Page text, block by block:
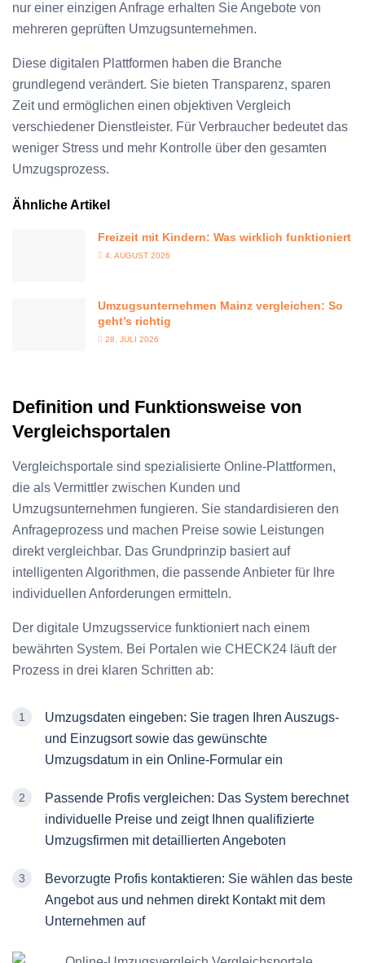
nur einer einzigen Anfrage erhalten Sie Angebote von
mehreren geprüften Umzugsunternehmen.
Diese digitalen Plattformen haben die Branche
grundlegend verändert. Sie bieten Transparenz, sparen
Zeit und ermöglichen einen objektiven Vergleich
verschiedener Dienstleister. Für Verbraucher bedeutet das
weniger Stress und mehr Kontrolle über den gesamten
Umzugsprozess.
Ähnliche Artikel
Freizeit mit Kindern: Was wirklich funktioniert
4. AUGUST 2026
Umzugsunternehmen Mainz vergleichen: So
geht’s richtig
28. JULI 2026
Definition und Funktionsweise von
Vergleichsportalen
Vergleichsportale sind spezialisierte Online-Plattformen,
die als Vermittler zwischen Kunden und
Umzugsunternehmen fungieren. Sie standardisieren den
Anfrageprozess und machen Preise sowie Leistungen
direkt vergleichbar. Das Grundprinzip basiert auf
intelligenten Algorithmen, die passende Anbieter für Ihre
individuellen Anforderungen ermitteln.
Der digitale Umzugsservice funktioniert nach einem
bewährten System. Bei Portalen wie CHECK24 läuft der
Prozess in drei klaren Schritten ab:
Umzugsdaten eingeben: Sie tragen Ihren Auszugs-
und Einzugsort sowie das gewünschte
Umzugsdatum in ein Online-Formular ein
Passende Profis vergleichen: Das System berechnet
individuelle Preise und zeigt Ihnen qualifizierte
Umzugsfirmen mit detaillierten Angeboten
Bevorzugte Profis kontaktieren: Sie wählen das beste
Angebot aus und nehmen direkt Kontakt mit dem
Unternehmen auf